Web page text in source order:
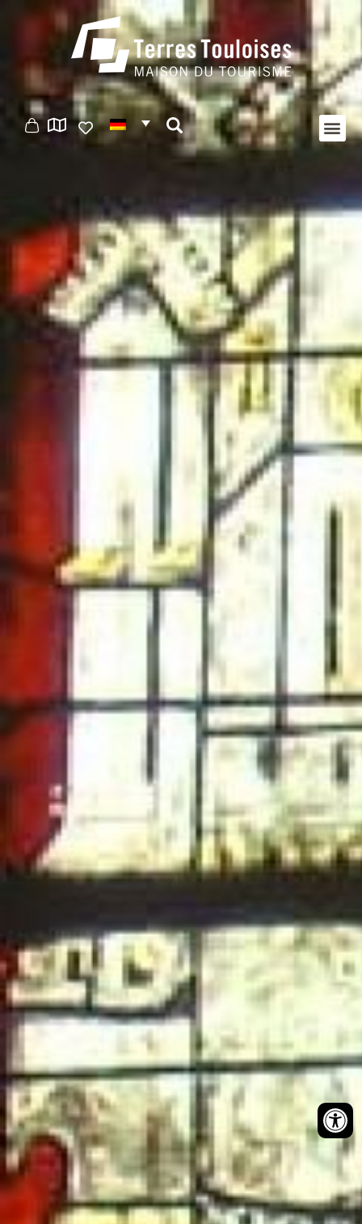
Cookie-Einstellungen